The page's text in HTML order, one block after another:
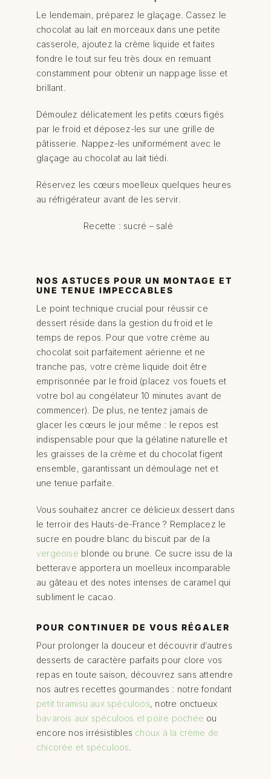
Le lendemain, préparez le glaçage. Cassez le
chocolat au lait en morceaux dans une petite
casserole, ajoutez la crème liquide et faites
fondre le tout sur feu très doux en remuant
constamment pour obtenir un nappage lisse et
brillant.
Démoulez délicatement les petits cœurs figés
par le froid et déposez-les sur une grille de
pâtisserie. Nappez-les uniformément avec le
glaçage au chocolat au lait tiédi.
Réservez les cœurs moelleux quelques heures
au réfrigérateur avant de les servir.
Recette : sucré – salé
NOS ASTUCES POUR UN MONTAGE ET
UNE TENUE IMPECCABLES
Le point technique crucial pour réussir ce
dessert réside dans la gestion du froid et le
temps de repos. Pour que votre crème au
chocolat soit parfaitement aérienne et ne
tranche pas, votre crème liquide doit être
emprisonnée par le froid (placez vos fouets et
votre bol au congélateur 10 minutes avant de
commencer). De plus, ne tentez jamais de
glacer les cœurs le jour même : le repos est
indispensable pour que la gélatine naturelle et
les graisses de la crème et du chocolat figent
ensemble, garantissant un démoulage net et
une tenue parfaite.
Vous souhaitez ancrer ce délicieux dessert dans
le terroir des Hauts-de-France ? Remplacez le
sucre en poudre blanc du biscuit par de la
vergeoise blonde ou brune. Ce sucre issu de la
betterave apportera un moelleux incomparable
au gâteau et des notes intenses de caramel qui
subliment le cacao.
POUR CONTINUER DE VOUS RÉGALER
Pour prolonger la douceur et découvrir d’autres
desserts de caractère parfaits pour clore vos
repas en toute saison, découvrez sans attendre
nos autres recettes gourmandes : notre fondant
petit tiramisu aux spéculoos, notre onctueux
bavarois aux spéculoos et poire pochée ou
encore nos irrésistibles choux à la crème de
chicorée et spéculoos.